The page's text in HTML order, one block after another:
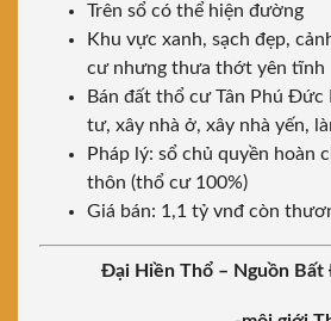
Trên sổ có thể hiện đường
Khu vực xanh, sạch đẹp,
cư nhưng thưa thớt yên tĩnh
Bán đất thổ cư Tân Phú Đức
tư, xây nhà ở, xây nhà yến,
Pháp lý: sổ chủ quyền hoàn
thôn (thổ cư 100%)
Giá bán: 1,1 tỷ vnđ còn
Đại Hiền Thổ – Nguồn Bất